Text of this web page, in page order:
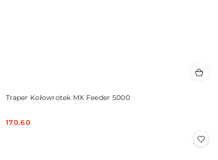
Traper Kołowrotek MX Feeder 5000
Cena:
170.60